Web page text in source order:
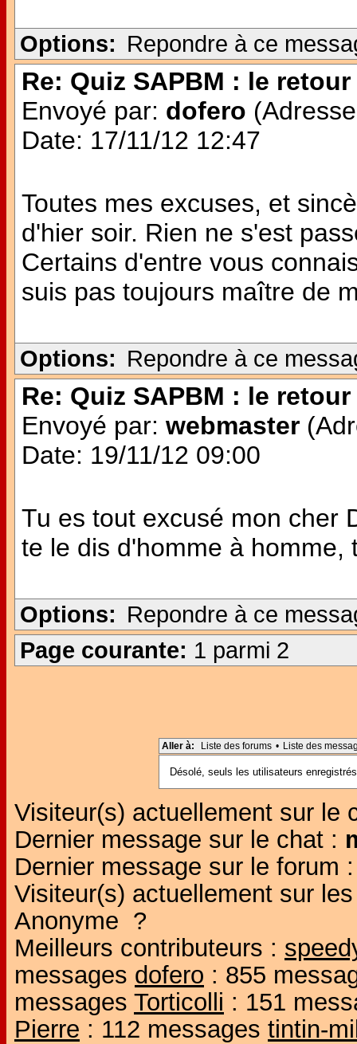
Options: Repondre à ce
Re: Quiz SAPBM : le retour
Envoyé par: dofero
Date: 17/11/12 12:47
Toutes mes excuses, et
d'hier soir. Rien ne s'est
Certains d'entre vous
suis pas toujours maître de
Options: Repondre à ce
Re: Quiz SAPBM : le retour
Envoyé par: webmaster
Date: 19/11/12 09:00
Tu es tout excusé mon cher
te le dis d'homme à homme,
Options: Repondre à ce
Page courante: 1 parmi 2
Aller à: Liste des forums • Liste des
Désolé, seuls les utilisateurs
Visiteur(s) actuellement sur le
Dernier message sur le chat :
Dernier message sur le forum
Visiteur(s) actuellement sur
Anonyme ?
Meilleurs contributeurs :
messages dofero : 855
messages Torticolli : 151
Pierre : 112 messages tintin-